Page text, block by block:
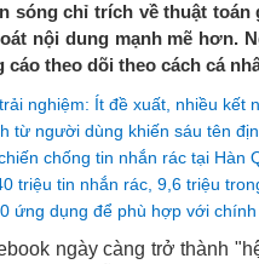
sóng chỉ trích về thuật
nội dung mạnh mẽ hơn.
cáo theo dõi theo cách cá
nghiệm: Ít đề xuất, nhiều kết
từ người dùng khiến sáu tên
chống tin nhắn rác tại Hàn
triệu tin nhắn rác, 9,6 triệu
ứng dụng để phù hợp với
ngày càng trở thành